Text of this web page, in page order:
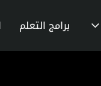
برامج التعلم